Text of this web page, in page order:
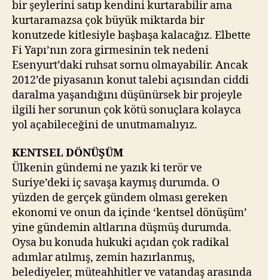
bir şeylerini satıp kendini kurtarabilir ama
kurtaramazsa çok büyük miktarda bir
konutzede kitlesiyle başbaşa kalacağız. Elbette
Fi Yapı’nın zora girmesinin tek nedeni
Esenyurt’daki ruhsat sornu olmayabilir. Ancak
2012’de piyasanın konut talebi açısından ciddi
daralma yaşandığını düşünürsek bir projeyle
ilgili her sorunun çok kötü sonuçlara kolayca
yol açabileceğini de unutmamalıyız.
KENTSEL DÖNÜŞÜM
Ülkenin gündemi ne yazık ki terör ve
Suriye’deki iç savaşa kaymış durumda. O
yüzden de gerçek gündem olması gereken
ekonomi ve onun da içinde ‘kentsel dönüşüm’
yine gündemin altlarına düşmüş durumda.
Oysa bu konuda hukuki açıdan çok radikal
adımlar atılmış, zemin hazırlanmış,
belediyeler, müteahhitler ve vatandaş arasında